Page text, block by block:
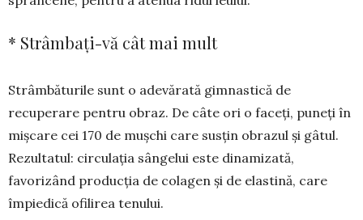
* Strâmbați-vă cât mai mult
Strâmbăturile sunt o adevărată gim­nastică de
recuperare pentru obraz. De câte ori o faceți, puneți în
miș­care cei 170 de mușchi care susțin obrazul și gâtul.
Rezultatul: circulația sângelui este dinamizată,
favorizând producția de colagen și de elastină, care
împiedică ofilirea tenului.